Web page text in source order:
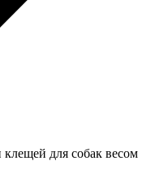
для собак весом